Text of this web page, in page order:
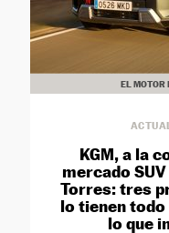
EL MOTOR
KGM, a la
mercado
Torres: tres
lo tienen
lo que